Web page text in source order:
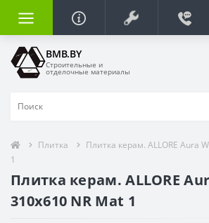
BMB.BY
Строительные и
отделочные материалы
Плитка
Плитка керам. ALLORE Aura
1
Плитка керам. ALLORE
310x610 NR Mat 1